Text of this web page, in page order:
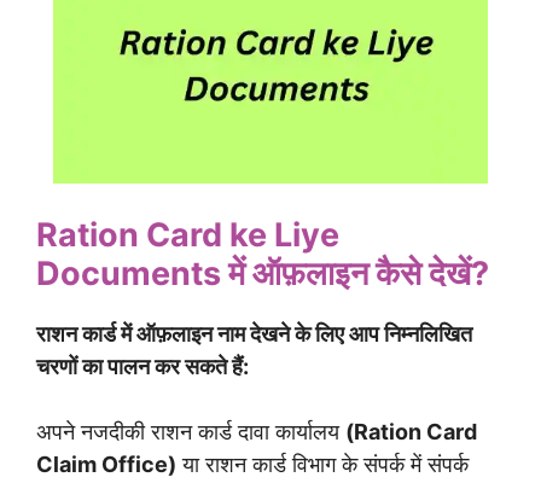
Ration Card ke Liye
Documentsमें ऑफ़लाइन कैसे देखें?
राशन कार्ड में ऑफ़लाइन नाम देखने के लिए आप निम्नलिखित
चरणों का पालन कर सकते हैं:
अपने नजदीकी राशन कार्ड दावा कार्यालय (Ration Card
Claim Office) या राशन कार्ड विभाग के संपर्क में संपर्क